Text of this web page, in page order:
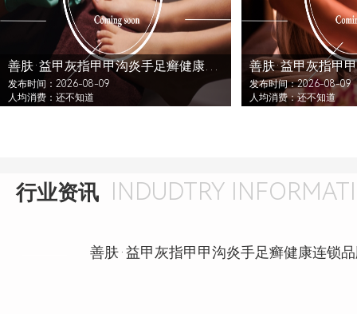
善肤·益甲灰指甲甲沟炎手足癣健康连锁品牌（海慧路店）还没发布活动
发布时间：2026-08-09
人均消费：还不知道
发布时间：2026-08-09
人均消费：还不知道
行业资讯 INDUDTRY